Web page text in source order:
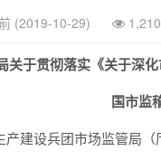
(2019-10-29)
关于贯彻落实《关于深
国市监
建设兵团市场监管局（